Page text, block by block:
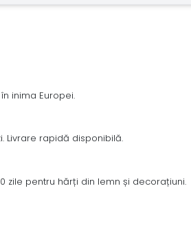
inima Europei.
Livrare rapidă disponibilă.
zile pentru hărți din lemn și decorațiuni.